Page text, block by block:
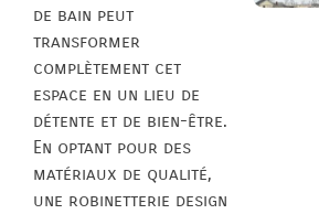
de bain peut
transformer
complètement cet
espace en un lieu de
détente et de bien-être.
En optant pour des
matériaux de qualité,
une robinetterie design